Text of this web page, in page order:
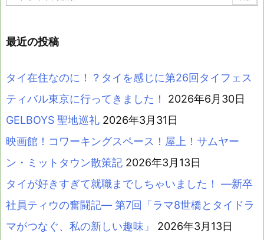
最近の投稿
タイ在住なのに！？タイを感じに第26回タイフェス
ティバル東京に行ってきました！
2026年6月30日
GELBOYS 聖地巡礼 2026年3月31日
映画館！コワーキングスペース！屋上！サムヤー
ン・ミットタウン散策記 2026年3月13日
タイが好きすぎて就職までしちゃいました！ ―新卒
社員ティウの奮闘記― 第7回「ラマ8世橋とタイドラ
マがつなぐ、私の新しい趣味」
2026年3月13日